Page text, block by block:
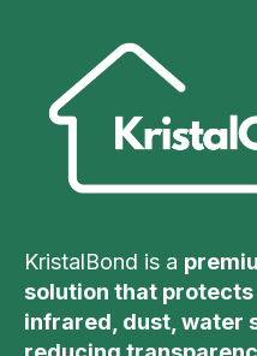
KristalBond is a
solution that protects
infrared, dust, water